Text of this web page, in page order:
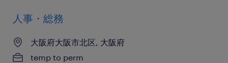
人事・総務
大阪府大阪市北区, 大阪府
temp to perm